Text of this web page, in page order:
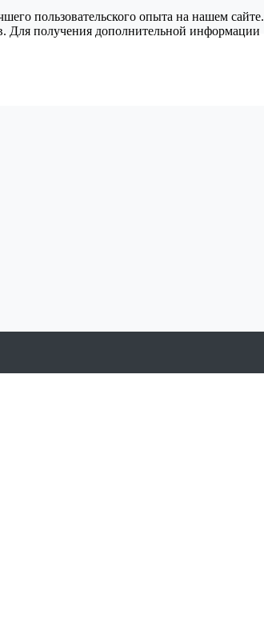
пользовательского опыта на нашем сайте.
Для получения дополнительной информации